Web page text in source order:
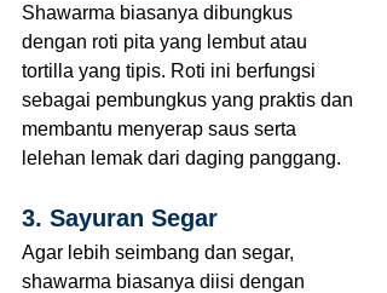
Shawarma biasanya dibungkus
dengan roti pita yang lembut atau
tortilla yang tipis. Roti ini berfungsi
sebagai pembungkus yang praktis dan
membantu menyerap saus serta
lelehan lemak dari daging panggang.
3. Sayuran Segar
Agar lebih seimbang dan segar,
shawarma biasanya diisi dengan